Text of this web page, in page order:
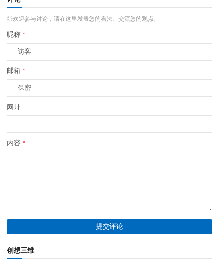
◎欢迎参与讨论，请在这里发表您的看法、交流您的观点。
昵称 *
邮箱 *
网址
内容 *
创想三维